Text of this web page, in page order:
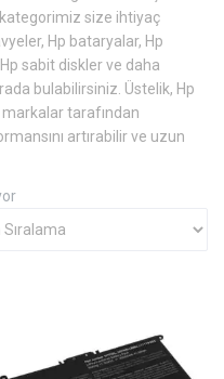
size ihtiyaç
Hp bataryalar, Hp
sabit diskler ve daha
bulabilirsiniz. Üstelik, Hp
tarafından
artırabilir ve uzun